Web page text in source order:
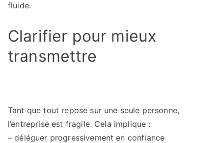
fluide.
Clarifier pour mieux
transmettre
Tant que tout repose sur une seule personne,
l’entreprise est fragile. Cela implique :
– déléguer progressivement en confiance